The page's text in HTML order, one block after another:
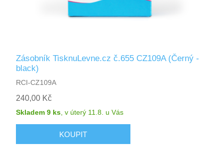
Zásobník TisknuLevne.cz č.655 CZ109A (Černý -
black)
RCI-CZ109A
240,00 Kč
Skladem 9 ks,v úterý 11.8. u Vás